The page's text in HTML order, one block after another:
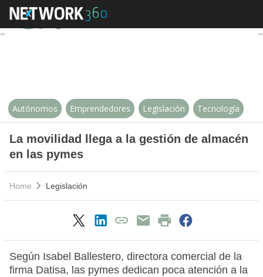
La movilidad llega a la gestión
Autónomos Emprendedores Legislación Tecnología
La movilidad llega a la gestión de almacén
en las pymes
Home Legislación
Según Isabel Ballestero, directora comercial de la
firma Datisa, las pymes dedican poca atención a la